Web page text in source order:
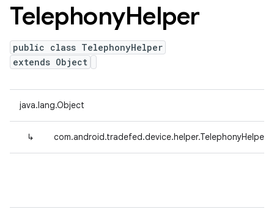
TelephonyHelper
public class TelephonyHelper
extends Object
java.lang.Object
↳ com.android.tradefed.device.helper.TelephonyHelper